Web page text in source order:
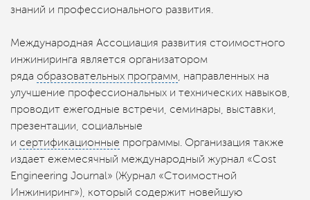
знаний и профессионального развития.
Международная Ассоциация развития стоимостного
инжиниринга является организатором
ряда образовательных программ , направленных на
улучшение профессиональных и технических навыков,
проводит ежегодные встречи, семинары, выставки,
презентации, социальные
и сертификационные программы. Организация также
издает ежемесячный международный журнал «Cost
Engineering Journal» (Журнал «Стоимостной
Инжиниринг»), который содержит новейшую